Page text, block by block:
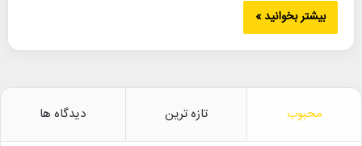
بیشتر بخوانید »
محبوب تازه ترین دیدگاه ها